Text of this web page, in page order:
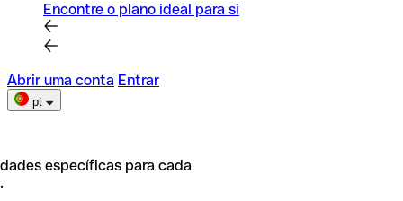
Encontre o plano ideal para si
Abrir uma conta Entrar
pt
específicas para cada